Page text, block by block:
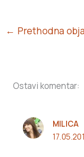
← Prethodna
Ostavi komentar:
MILICA